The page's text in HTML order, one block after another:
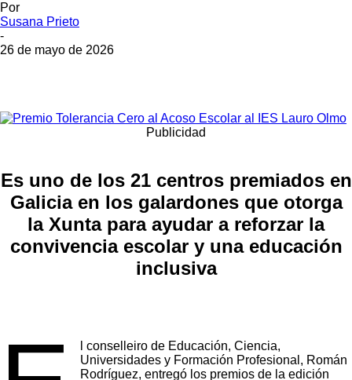
Por
Susana Prieto
-
26 de mayo de 2026
Publicidad
Es uno de los 21 centros premiados en
Galicia en los galardones que otorga
la Xunta para ayudar a reforzar la
convivencia escolar y una educación
inclusiva
l conselleiro de Educación, Ciencia,
Universidades y Formación Profesional, Román
Rodríguez, entregó los premios de la edición